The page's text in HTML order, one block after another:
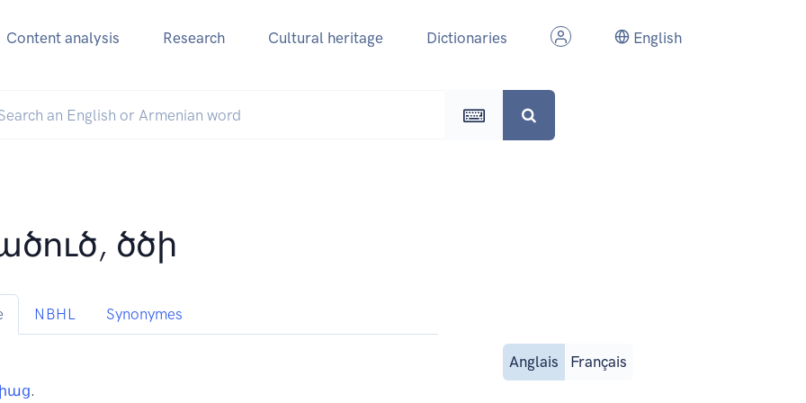
Content analysis Research Cultural heritage Dictionaries English
ծծի
NBHL Synonymes
Anglais Français
.